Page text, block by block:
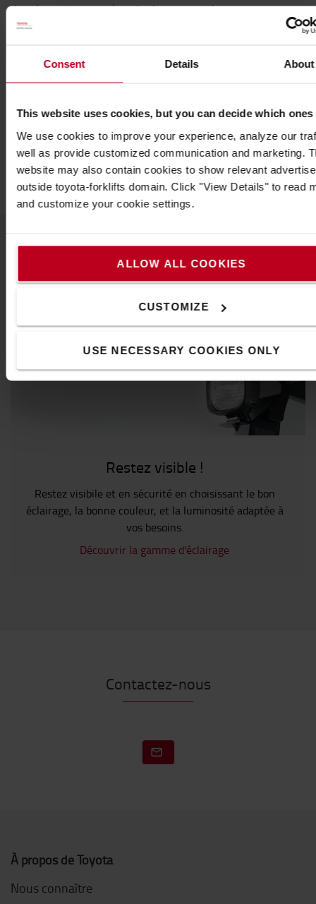
Consent Details About
This website uses cookies, but you can decide which ones
We use cookies to improve your experience, analyze our
well as provide customized communication and marketing.
website may also contain cookies to show relevant
outside toyota-forklifts domain. Click "View Details" to read
and customize your cookie settings.
ALLOW ALL COOKIES
CUSTOMIZE
USE NECESSARY COOKIES ONLY
dans les conteneurs, lors du chargement des
camions ou dans les allées étroites des rayonnages.
Le système inclus deux protecteurs, un de chaque
Caractéristiques techniques
*Remarque : veuillez toujours commander 1 pièce de
pivot (000-14-20IAP) pour rendre ce système
PilotProtector utilisable et complet.*
Populaire accessoires
Restez visible !
Restez visibile et en sécurité en choisissant le bon
éclairage, la bonne couleur, et la luminosité adaptée à
vos besoins.
Découvrir la gamme d'éclairage
Contactez-nous
À propos de Toyota
Nous connaître